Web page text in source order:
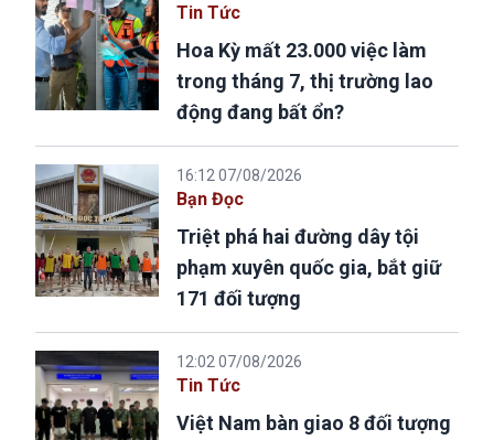
Tin Tức
Hoa Kỳ mất 23.000 việc làm
trong tháng 7, thị trường lao
động đang bất ổn?
16:12 07/08/2026
Bạn Đọc
Triệt phá hai đường dây tội
phạm xuyên quốc gia, bắt giữ
171 đối tượng
12:02 07/08/2026
Tin Tức
Việt Nam bàn giao 8 đối tượng